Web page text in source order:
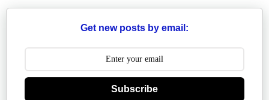
Get new posts by email:
Subscribe